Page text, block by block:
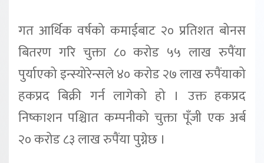
गत आर्थिक वर्षको कमाईबाट २० प्रतिशत बोनस
बितरण गरि चुक्ता ८० करोड ५५ लाख रुपैंया
पुर्याएको इन्स्योरेन्सले ४० करोड २७ लाख रुपैंयाको
हकप्रद बिक्री गर्न लागेको हो । उक्त हकप्रद
निष्काशन पश्चिात कम्पनीको चुक्ता पूँजी एक अर्ब
२० करोड ८३ लाख रुपैंया पुग्नेछ ।